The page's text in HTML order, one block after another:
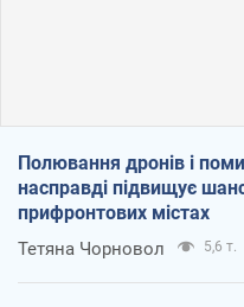
Полювання дронів і
насправді підвищує
прифронтових містах
Тетяна Чорновол 5,6 т.